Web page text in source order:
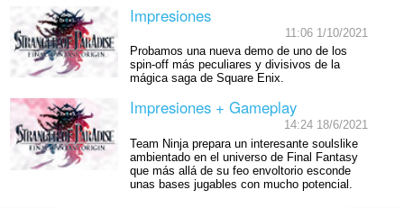
Impresiones
11:06 1/10/2021
Probamos una nueva demo de uno de los
spin-off más peculiares y divisivos de la
mágica saga de Square Enix.
Impresiones + Gameplay
14:24 18/6/2021
Team Ninja prepara un interesante soulslike
ambientado en el universo de Final Fantasy
que más allá de su feo envoltorio esconde
unas bases jugables con mucho potencial.